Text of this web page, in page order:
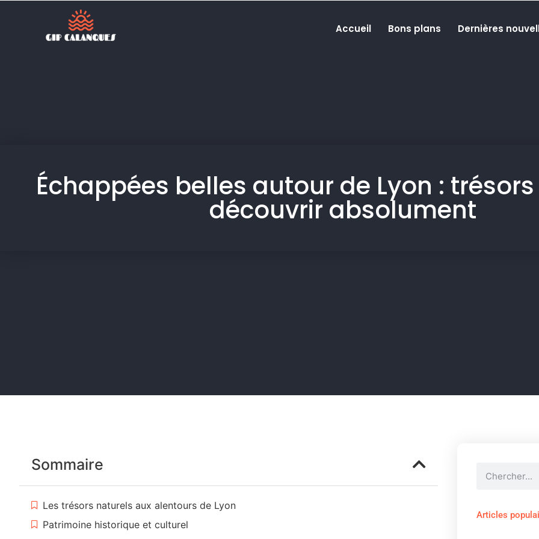
Accueil Bons plans Dernières
Échappées belles autour de Lyon :
découvrir absolument
Sommaire
Les trésors naturels aux alentours de Lyon
Patrimoine historique et culturel
Articles